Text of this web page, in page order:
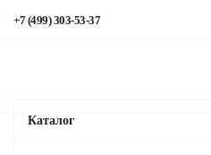
+7 (499) 303-53-37
Каталог